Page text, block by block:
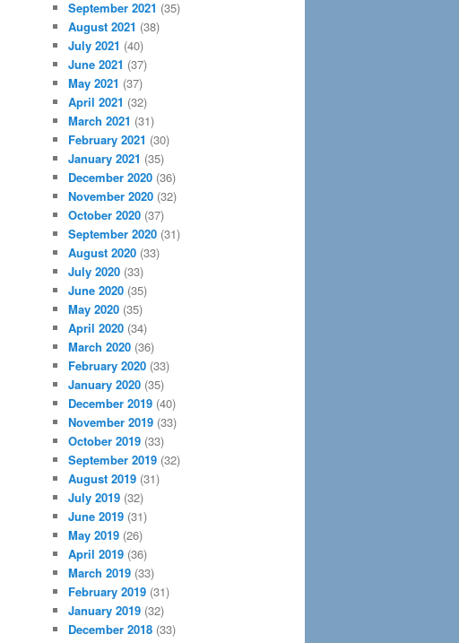
September 2021 (35)
August 2021 (38)
July 2021 (40)
June 2021 (37)
May 2021 (37)
April 2021 (32)
March 2021 (31)
February 2021 (30)
January 2021 (35)
December 2020 (36)
November 2020 (32)
October 2020 (37)
September 2020 (31)
August 2020 (33)
July 2020 (33)
June 2020 (35)
May 2020 (35)
April 2020 (34)
March 2020 (36)
February 2020 (33)
January 2020 (35)
December 2019 (40)
November 2019 (33)
October 2019 (33)
September 2019 (32)
August 2019 (31)
July 2019 (32)
June 2019 (31)
May 2019 (26)
April 2019 (36)
March 2019 (33)
February 2019 (31)
January 2019 (32)
December 2018 (33)